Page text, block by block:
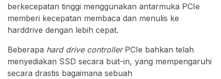
berkecepatan tinggi menggunakan antarmuka PCIe
memberi kecepatan membaca dan menulis ke
harddrive dengan lebih cepat.
Beberapa hard drive controllerPCIe bahkan telah
menyediakan SSD secara buit-in, yang mempengaruhi
secara drastis bagaimana sebuah